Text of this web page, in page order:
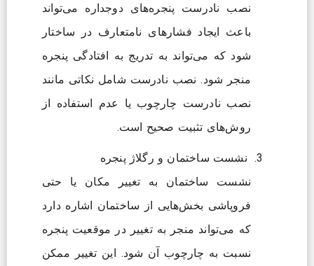
نصب نادرست پنجره‌های دوجداره می‌تواند
باعث ایجاد فشارهای نامتعارف در ساختار
شود که می‌تواند به تدریج به افتادگی پنجره
منجر شود. نصب نادرست شامل نکاتی مانند
نصب نادرست چارچوب یا عدم استفاده از
روش‌های تثبیت صحیح است.
نشست ساختمان و رگلاژ پنجره
نشست ساختمان به تغییر مکان یا حتی
فروپاشی بخش‌هایی از ساختمان اشاره دارد
که می‌تواند منجر به تغییر در موقعیت پنجره
نسبت به چارچوب آن شود. این تغییر ممکن